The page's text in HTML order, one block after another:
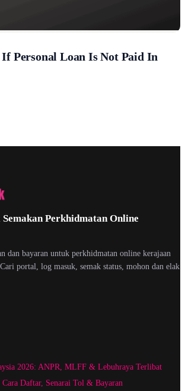
Personal Loan Is Not Paid In
Perkhidmatan Online
dan bayaran untuk perkhidmatan online kerajaan
portal, log masuk, semak status, mohon dan elak
2026: ANPR, MLFF & Lebuhraya Terlibat
Daftar, Senarai Tol & Bayaran